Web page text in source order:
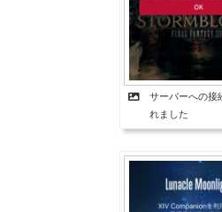
サーバーへの接
れました